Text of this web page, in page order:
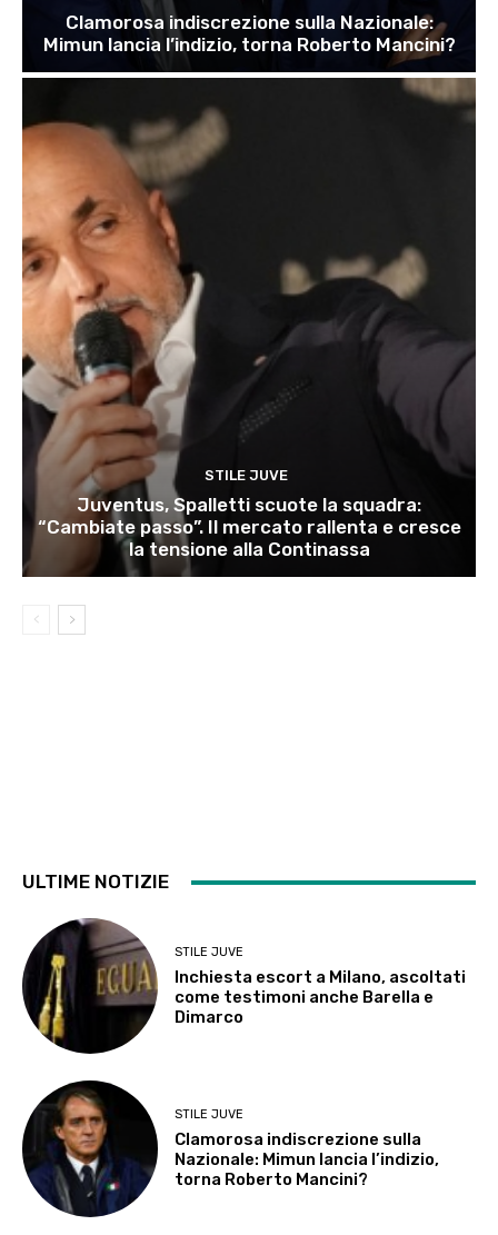
Clamorosa indiscrezione sulla Nazionale:
Mimun lancia l’indizio, torna Roberto Mancini?
STILE JUVE
Juventus, Spalletti scuote la squadra:
“Cambiate passo”. Il mercato rallenta e cresce
la tensione alla Continassa
ULTIME NOTIZIE
STILE JUVE
Inchiesta escort a Milano, ascoltati
come testimoni anche Barella e
Dimarco
STILE JUVE
Clamorosa indiscrezione sulla
Nazionale: Mimun lancia l’indizio,
torna Roberto Mancini?